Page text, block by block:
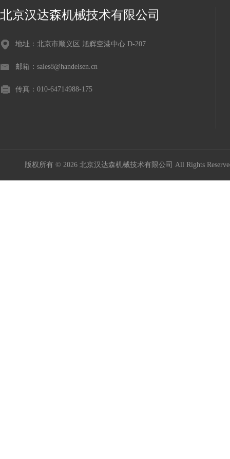
北京汉达森机械技术有限公司
地址：北京市顺义区 旭辉空港中心 D-207
邮箱：sales8@handelsen.cn
传真：010-64714988-175
版权所有 © 2026 北京汉达森机械技术有限公司 All Rights